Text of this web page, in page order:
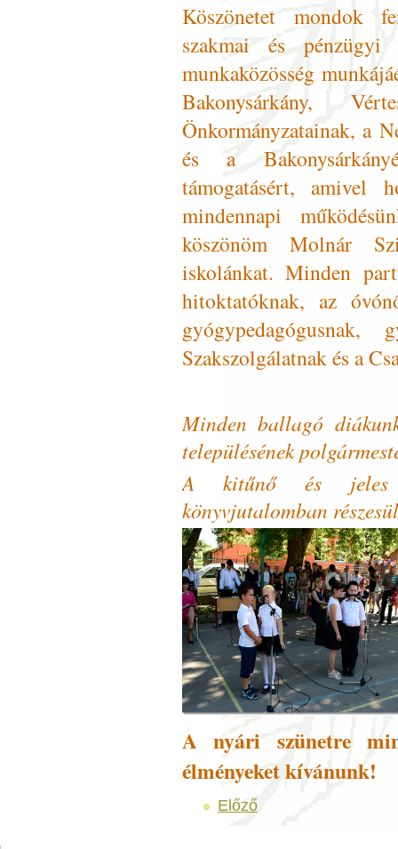
Köszönetet mondok
szakmai és pénzügyi
munkaközösség
Bakonysárkány,
Önkormányzatainak, a
és a
támogatásért, amivel
mindennapi
köszönöm Molnár
iskolánkat. Minden
hitoktatóknak, az
gyógypedagógusnak,
Szakszolgálatnak és a
Minden ballagó
településének
A kitűnő és jeles
könyvjutalomban
A nyári szünetre
élményeket kívánunk!
Előző